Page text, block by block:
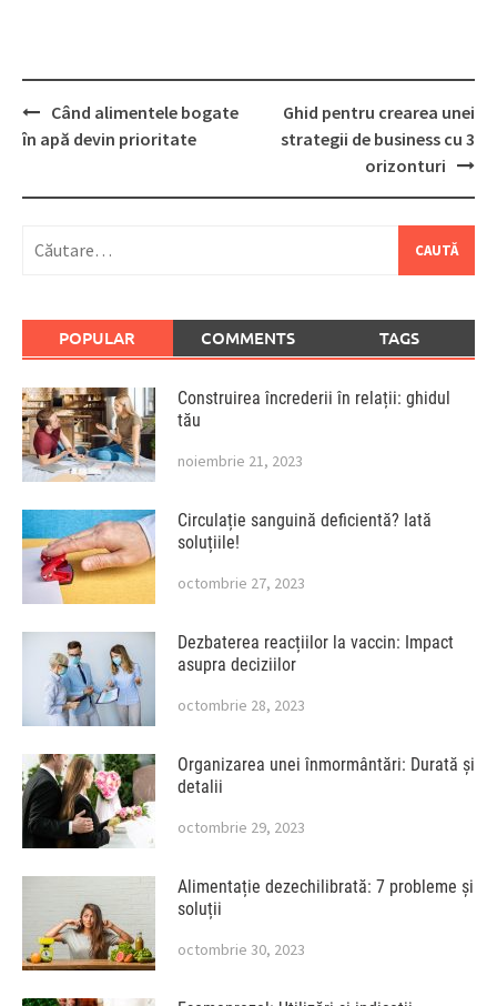
Post
navigation
Când alimentele bogate
în apă devin prioritate
Ghid pentru crearea unei
strategii de business cu 3
orizonturi
după:
POPULAR COMMENTS TAGS
Construirea încrederii în relații: ghidul
tău
noiembrie 21, 2023
Circulație sanguină deficientă? Iată
soluțiile!
octombrie 27, 2023
Dezbaterea reacțiilor la vaccin: Impact
asupra deciziilor
octombrie 28, 2023
Organizarea unei înmormântări: Durată și
detalii
octombrie 29, 2023
Alimentație dezechilibrată: 7 probleme și
soluții
octombrie 30, 2023